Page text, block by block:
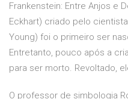
Frankenstein: Entre Anjos e
Eckhart) criado pelo
Young) foi o primeiro ser
Entretanto, pouco após a
para ser morto. Revoltado,
O professor de simbologia